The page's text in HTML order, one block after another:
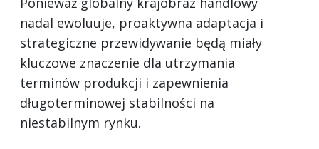
nadal ewoluuje, proaktywna adaptacja i
strategiczne przewidywanie będą miały
kluczowe znaczenie dla utrzymania
terminów produkcji i zapewnienia
długoterminowej stabilności na
niestabilnym rynku.